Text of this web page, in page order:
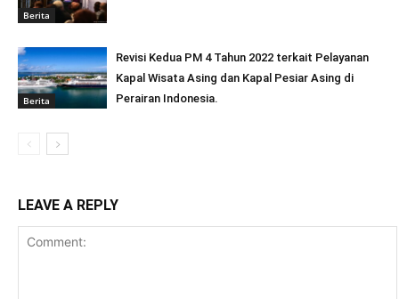
Berita
Berita
Revisi Kedua PM 4 Tahun 2022 terkait Pelayanan
Kapal Wisata Asing dan Kapal Pesiar Asing di
Perairan Indonesia.
LEAVE A REPLY